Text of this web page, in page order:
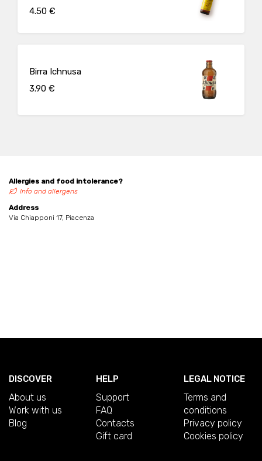
4.50 €
Birra Ichnusa
3.90 €
Allergies and food intolerance?
Info and allergens
Address
Via Chiapponi 17, Piacenza
DISCOVER
About us
Work with us
Blog
HELP
Support
FAQ
Contacts
Gift card
LEGAL NOTICE
Terms and
conditions
Privacy policy
Cookies policy